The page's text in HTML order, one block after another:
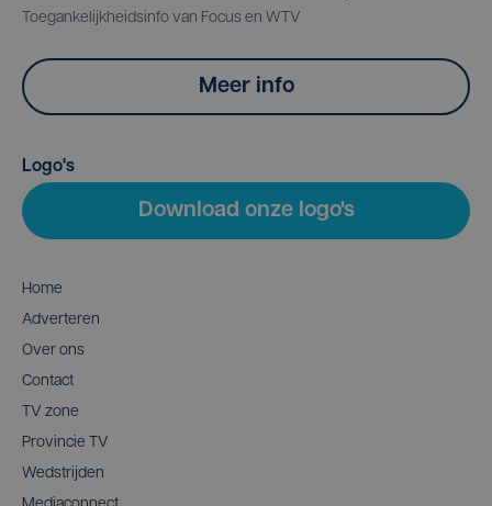
Toegankelijkheidsinfo van Focus en WTV
Meer info
Logo's
Download onze logo's
Home
Adverteren
Over ons
Contact
TV zone
Provincie TV
Wedstrijden